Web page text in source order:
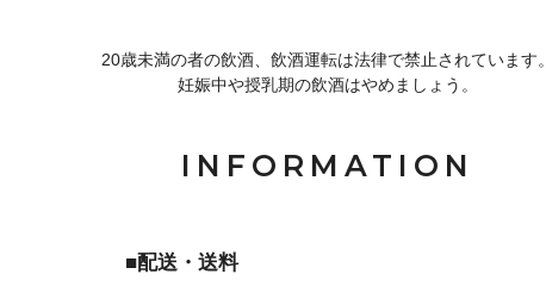
20歳未満の者の飲酒、飲酒運転は法律で禁止されています。
妊娠中や授乳期の飲酒はやめましょう。
INFORMATION
■配送・送料